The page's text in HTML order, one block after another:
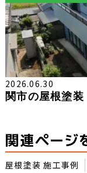
2026.06.30
関市の屋根塗
関連ページ
屋根塗装 施工事例